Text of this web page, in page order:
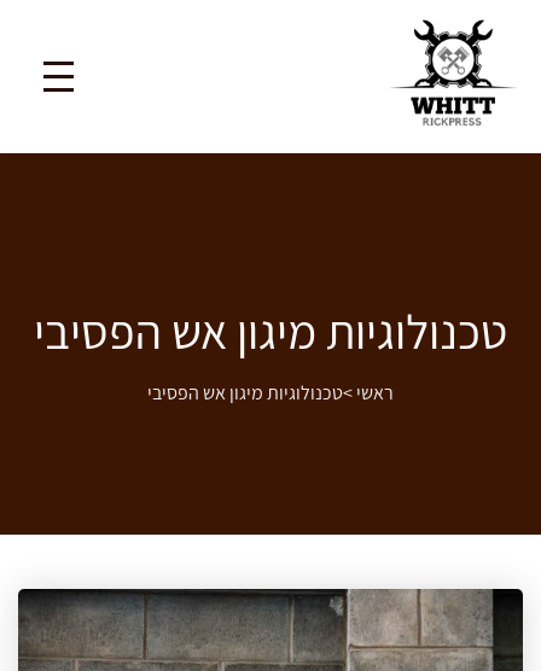
טכנולוגיות מיגון אש הפסיבי
ראשי>טכנולוגיות מיגון אש הפסיבי